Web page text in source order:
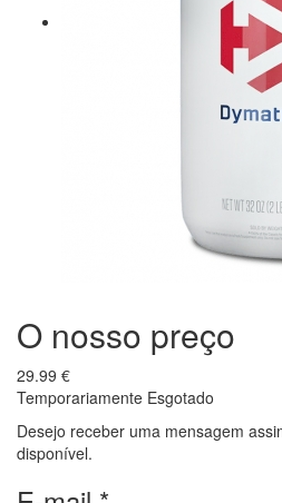
O nosso preço
29.99 €
Temporariamente Esgotado
Desejo receber uma mensagem
disponível.